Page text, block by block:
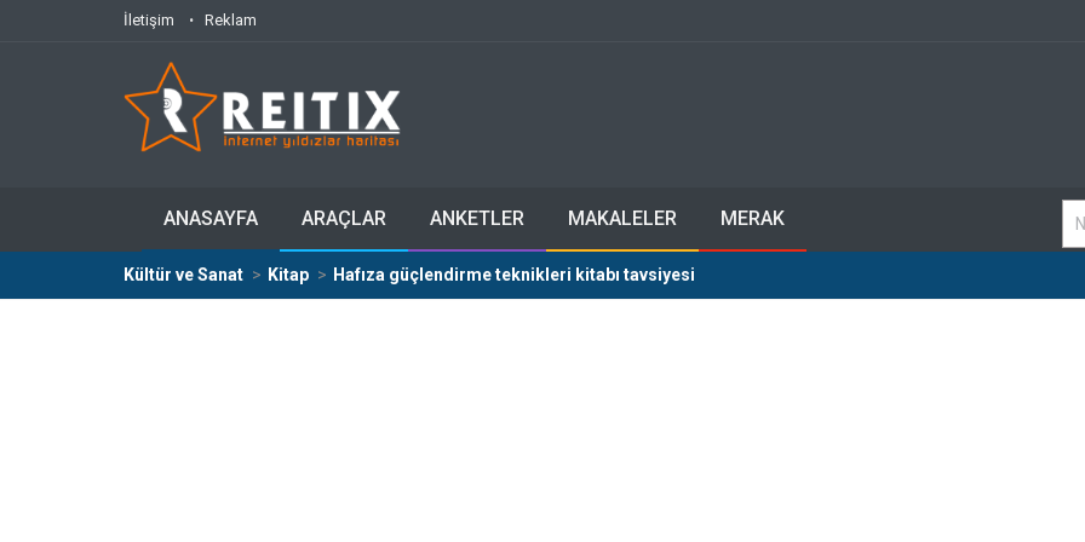
İletişim Reklam
ANASAYFA ARAÇLAR ANKETLER MAKALELER MERAK
Kültür ve Sanat Kitap Hafıza güçlendirme teknikleri kitabı tavsiyesi